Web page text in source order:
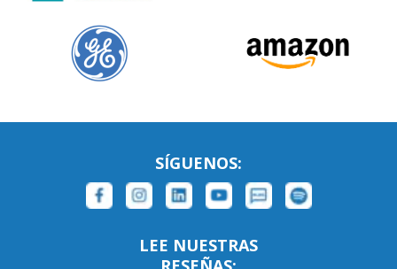
SÍGUENOS:
LEE NUESTRAS